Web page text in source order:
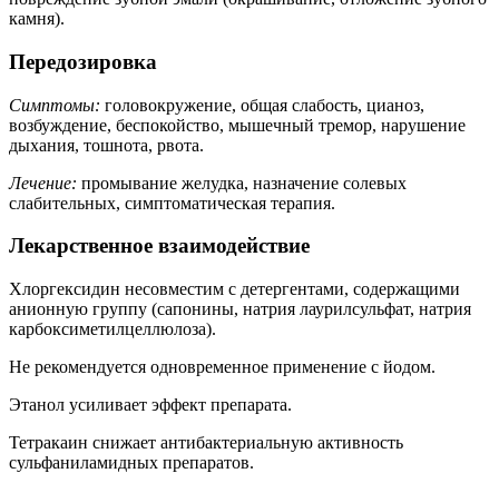
камня).
Передозировка
Симптомы: головокружение, общая слабость, цианоз,
возбуждение, беспокойство, мышечный тремор, нарушение
дыхания, тошнота, рвота.
Лечение: промывание желудка, назначение солевых
слабительных, симптоматическая терапия.
Лекарственное взаимодействие
Хлоргексидин несовместим с детергентами, содержащими
анионную группу (сапонины, натрия лаурилсульфат, натрия
карбоксиметилцеллюлоза).
Не рекомендуется одновременное применение с йодом.
Этанол усиливает эффект препарата.
Тетракаин снижает антибактериальную активность
сульфаниламидных препаратов.